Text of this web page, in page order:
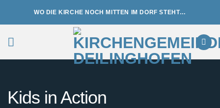
WO DIE KIRCHE NOCH MITTEN IM DORF STEHT…
Kids in Action